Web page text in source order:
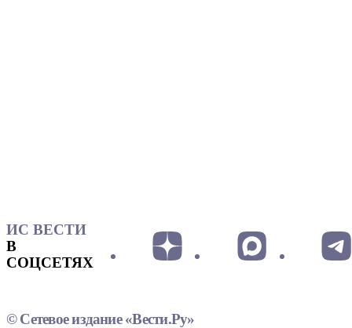
ИС ВЕСТИ
В
СОЦСЕТЯХ
© Сетевое издание «Вести.Ру»